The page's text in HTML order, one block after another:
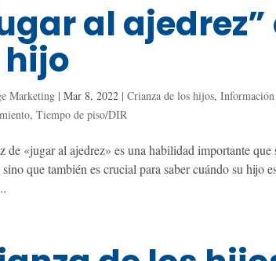
al
Marketing |Mar 8, 2022 |Crianza de los hijos,
,Tiempo de piso/DIR
de «jugar al ajedrez» es una habilidad importante
que también es crucial para saber cuándo su hijo